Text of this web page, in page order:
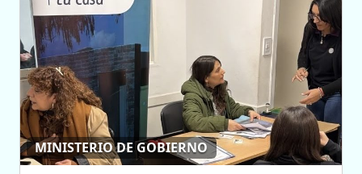
MINISTERIO DE GOBIERNO